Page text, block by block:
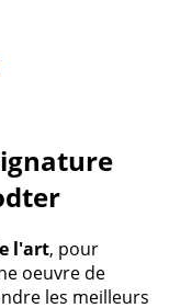
l'art, pour
oeuvre de
les meilleurs